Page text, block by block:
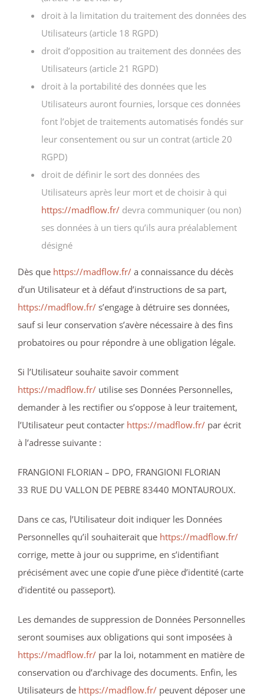
droit à la limitation du traitement des données des
Utilisateurs (article 18 RGPD)
droit d’opposition au traitement des données des
Utilisateurs (article 21 RGPD)
droit à la portabilité des données que les
Utilisateurs auront fournies, lorsque ces données
font l’objet de traitements automatisés fondés sur
leur consentement ou sur un contrat (article 20
RGPD)
droit de définir le sort des données des
Utilisateurs après leur mort et de choisir à qui
https://madflow.fr/devra communiquer (ou non)
ses données à un tiers qu’ils aura préalablement
désigné
Dès que https://madflow.fr/a connaissance du décès
d’un Utilisateur et à défaut d’instructions de sa part,
https://madflow.fr/s’engage à détruire ses données,
sauf si leur conservation s’avère nécessaire à des fins
probatoires ou pour répondre à une obligation légale.
Si l’Utilisateur souhaite savoir comment
https://madflow.fr/utilise ses Données Personnelles,
demander à les rectifier ou s’oppose à leur traitement,
l’Utilisateur peut contacter https://madflow.fr/par écrit
à l’adresse suivante :
FRANGIONI FLORIAN – DPO, FRANGIONI FLORIAN
33 RUE DU VALLON DE PEBRE 83440 MONTAUROUX.
Dans ce cas, l’Utilisateur doit indiquer les Données
Personnelles qu’il souhaiterait que https://madflow.fr/
corrige, mette à jour ou supprime, en s’identifiant
précisément avec une copie d’une pièce d’identité (carte
d’identité ou passeport).
Les demandes de suppression de Données Personnelles
seront soumises aux obligations qui sont imposées à
https://madflow.fr/par la loi, notamment en matière de
conservation ou d’archivage des documents. Enfin, les
Utilisateurs de https://madflow.fr/peuvent déposer une